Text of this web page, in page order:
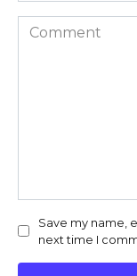
Comment
Save my name,
next time I